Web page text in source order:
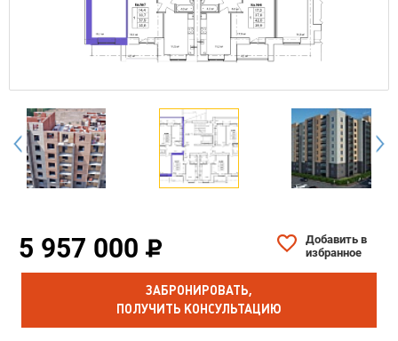
5 957 000
Добавить в
избранное
ЗАБРОНИРОВАТЬ,
ПОЛУЧИТЬ КОНСУЛЬТАЦИЮ